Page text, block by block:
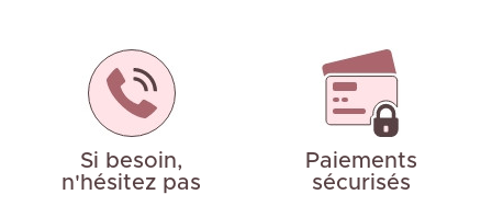
Si besoin,
n'hésitez pas
Paiements
sécurisés